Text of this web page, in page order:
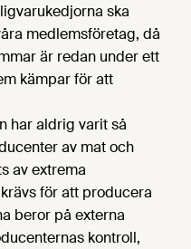
ska
medlemsföretag, då
är redan under ett
kämpar för att
har aldrig varit så
av mat och
av extrema
för att producera
beror på externa
kontroll,